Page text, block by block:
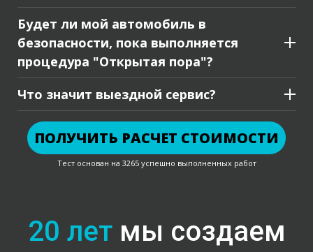
Будет ли мой автомобиль в
безопасности, пока выполняется
процедура "Открытая пора"?
Что значит выездной сервис?
ПОЛУЧИТЬ РАСЧЕТ СТОИМОСТИ
Тест основан на 3265 успешно выполненных работ
20 летмы создаем